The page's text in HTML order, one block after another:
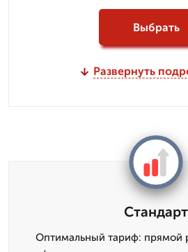
Выбрать
Развернуть
Стандарт
Оптимальный тариф: прямой